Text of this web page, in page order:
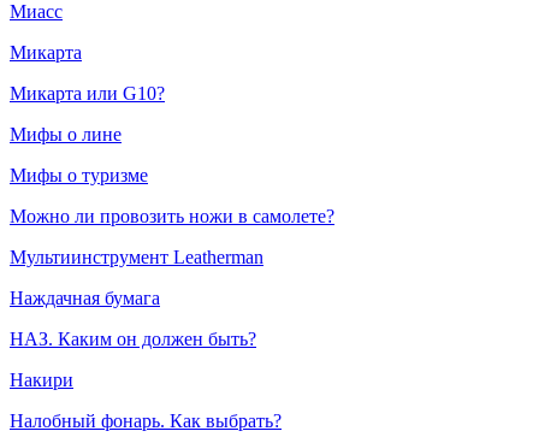
Миасс
Микарта
Микарта или G10?
Мифы о лине
Мифы о туризме
Можно ли провозить ножи в самолете?
Мультиинструмент Leatherman
Наждачная бумага
НАЗ. Каким он должен быть?
Накири
Налобный фонарь. Как выбрать?